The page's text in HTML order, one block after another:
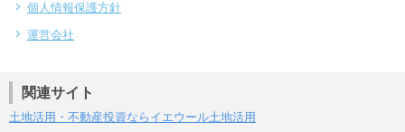
個人情報保護方針
運営会社
関連サイト
土地活用・不動産投資ならイエウール土地活用